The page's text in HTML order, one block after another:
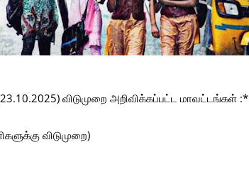
விடுமுறை அறிவிக்கப்பட்ட மாவட்டங்கள் :*
விடுமுறை)